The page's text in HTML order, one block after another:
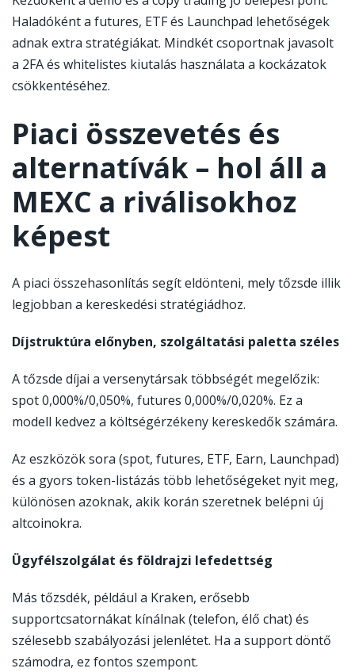
Haladóként a futures, ETF és Launchpad lehetőségek
adnak extra stratégiákat. Mindkét csoportnak javasolt
a 2FA és whitelistes kiutalás használata a kockázatok
csökkentéséhez.
Piaci összevetés és
alternatívák – hol áll a
MEXC a riválisokhoz
képest
A piaci összehasonlítás segít eldönteni, mely tőzsde illik
legjobban a kereskedési stratégiádhoz.
Díjstruktúra előnyben, szolgáltatási paletta széles
A tőzsde díjai a versenytársak többségét megelőzik:
spot 0,000%/0,050%, futures 0,000%/0,020%. Ez a
modell kedvez a költségérzékeny kereskedők számára.
Az eszközök sora (spot, futures, ETF, Earn, Launchpad)
és a gyors token-listázás több lehetőségeket nyit meg,
különösen azoknak, akik korán szeretnek belépni új
altcoinokra.
Ügyfélszolgálat és földrajzi lefedettség
Más tőzsdék, például a Kraken, erősebb
supportcsatornákat kínálnak (telefon, élő chat) és
szélesebb szabályozási jelenlétet. Ha a support döntő
számodra, ez fontos szempont.